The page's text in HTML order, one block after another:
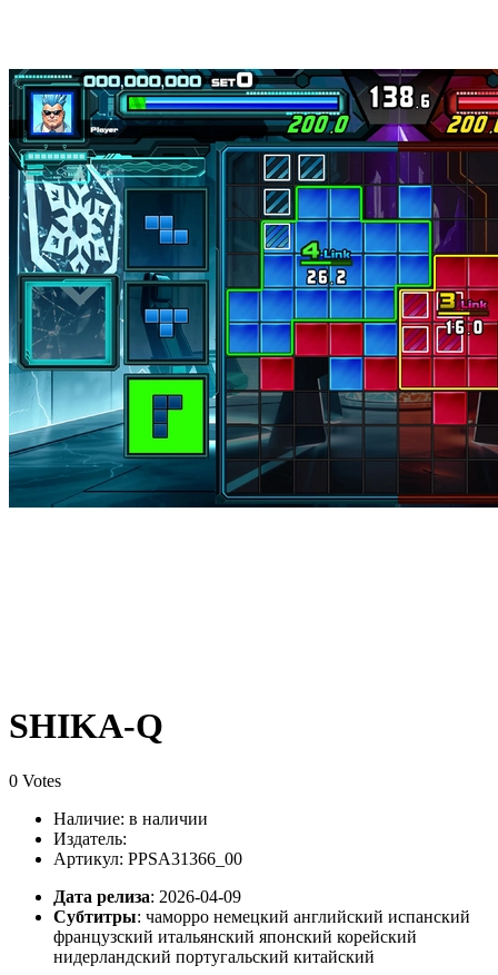
SHIKA-Q
0 Votes
Наличие: в наличии
Издатель:
Артикул: PPSA31366_00
Дата релиза: 2026-04-09
Субтитры: чаморро немецкий английский испанский
французский итальянский японский корейский
нидерландский португальский китайский